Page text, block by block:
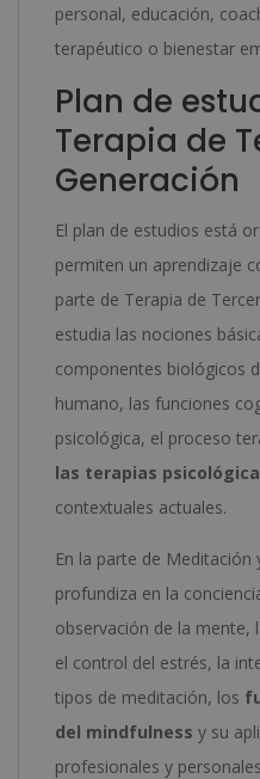
personal, educación,
terapéutico o bienestar
Plan de
Terapia de
Generación
El plan de estudios está
permiten un aprendizaje
parte de Terapia de
estudia las nociones
componentes biológicos
humano, las funciones
psicológica, el proceso
las terapias
contextuales actuales.
En la parte de
profundiza en la
observación de la mente,
el control del estrés, la
tipos de meditación, los
del mindfulness y su
profesionales y